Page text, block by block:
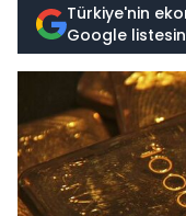
Türkiye'nin
Google